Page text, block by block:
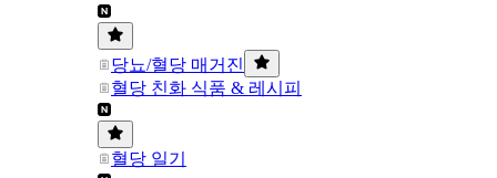
당뇨/혈당 매거진
혈당 친화 식품 & 레시피
혈당 일기